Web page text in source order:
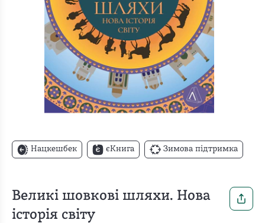
Нацкешбек єКнига Зимова підтримка
Великі шовкові шляхи. Нова
історія світу